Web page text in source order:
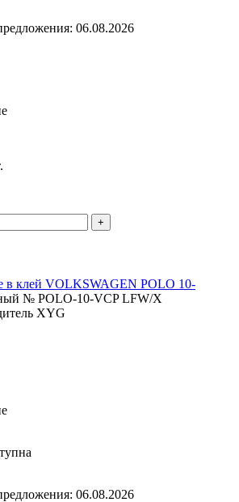
06.08.2026
+
в клей VOLKSWAGEN POLO 10-
№ POLO-10-VCP LFW/X
XYG
06.08.2026